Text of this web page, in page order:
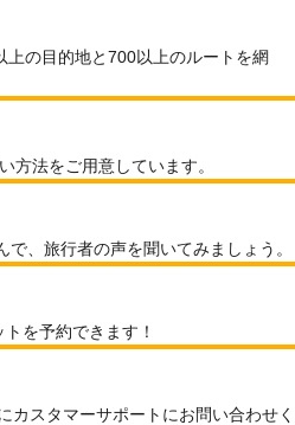
の目的地と700以上のルートを網
方法をご用意しています。
で、旅行者の声を聞いてみましょう。
を予約できます！
カスタマーサポートにお問い合わせく